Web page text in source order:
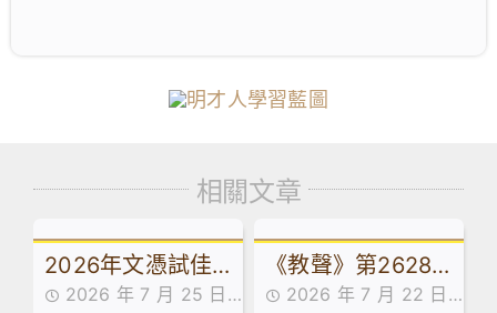
相關文章
2026年文憑試佳
績：逆風飛翔，展
2026 年 7 月 25 日
《教聲》第2628
期報導本校畢業典
2026 年 7 月 22 日